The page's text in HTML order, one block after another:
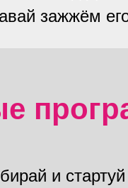
зажжём
и стартуй